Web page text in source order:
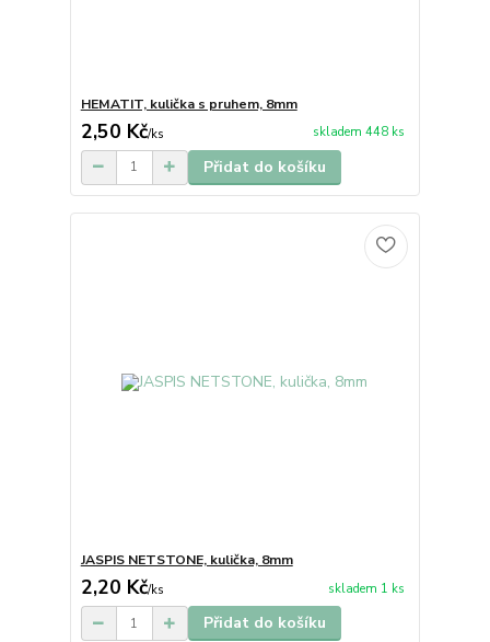
HEMATIT, kulička s pruhem, 8mm
2,50 Kč/ks skladem 448 ks
Přidat do košíku
JASPIS NETSTONE, kulička, 8mm
2,20 Kč/ks skladem 1 ks
Přidat do košíku